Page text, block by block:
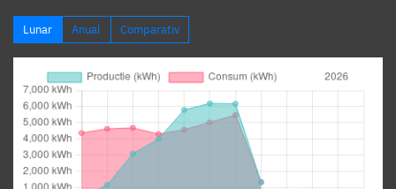
Lunar Anual Comparativ